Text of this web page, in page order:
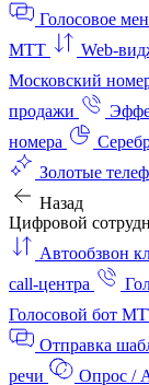
Голосовое
МТТ
Web-
Московский
продажи
номера
Золотые
Назад
Цифровой
Автообзвон
call-центра
Голосовой бот
Отправка
речи
Опрос /